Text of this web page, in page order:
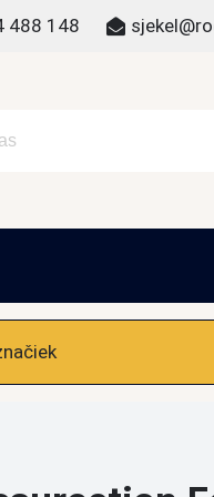
488 148